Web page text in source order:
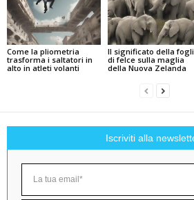
Come la pliometria
trasforma i saltatori in
alto in atleti volanti
Il significato della
di felce sulla maglia
della Nuova Zelanda
Iscriviti alla